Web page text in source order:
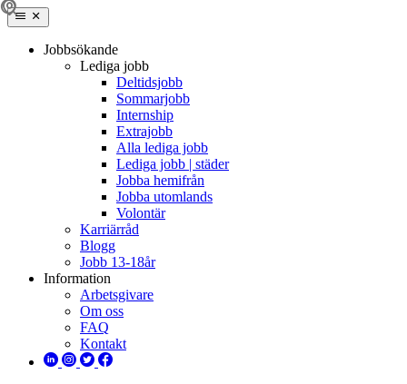
Jobbsökande
Lediga jobb
Deltidsjobb
Sommarjobb
Internship
Extrajobb
Alla lediga jobb
Lediga jobb | städer
Jobba hemifrån
Jobba utomlands
Volontär
Karriärråd
Blogg
Jobb 13-18år
Information
Arbetsgivare
Om oss
FAQ
Kontakt